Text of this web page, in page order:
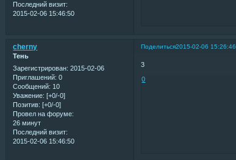
Последний визит:
2015-02-06 15:46:50
Поделиться2015-02-06 15:26:46
cherny
Тень
Зарегистрирован: 2015-02-06
Приглашений: 0
Сообщений: 10
Уважение: [+0/-0]
Позитив: [+0/-0]
Провел на форуме:
26 минут
Последний визит:
2015-02-06 15:46:50
3
0